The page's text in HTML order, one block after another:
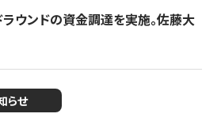
ウンドの資金調達を実施。佐藤大
らせ